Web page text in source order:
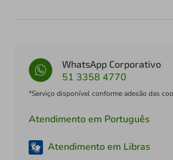
WhatsApp Corporativo
51 3358 4770
*Serviço disponível conforme adesão das
Atendimento em Português
Atendimento em Libras